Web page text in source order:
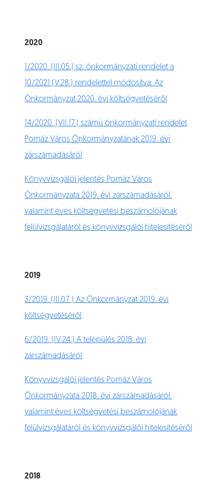
2020
1/2020. (III.05.) sz. önkormányzati rendelet a
10/2021 (V.28.) rendelettel módosítva: Az
Önkormányzat 2020. évi költségvetéséről
14/2020. (VII.17.) számú önkormányzati rendelet
Pomáz Város Önkormányzatának 2019. évi
zárszámadásáról
Könyvvizsgálói jelentés Pomáz Város
Önkormányzata 2019. évi zárszámadásáról.
valamint éves költségvetési beszámolójának
felülvizsgálatáról és könyvvizsgálói hitelesítéséről
2019
3/2019. (III.07 ) Az Önkormányzat 2019. évi
költségvetéséről
6/2019. (IV.24.) A település 2018. évi
zárszámadásáról
Könyvvizsgálói jelentés Pomáz Város
Önkormányzata 2018. évi zárszámadásáról.
valamint éves költségvetési beszámolójának
felülvizsgálatáról és könyvvizsgálói hitelesítéséről
2018